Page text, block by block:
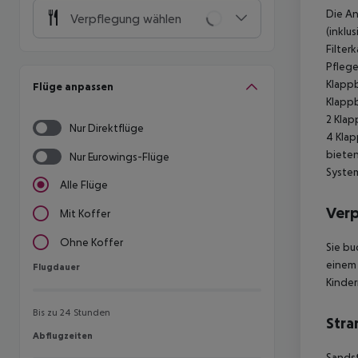
Verpflegung wählen
Flüge anpassen
Nur Direktflüge
Nur Eurowings-Flüge
Alle Flüge
Mit Koffer
Ohne Koffer
Flugdauer
Flugdauer
Bis zu 24 Stunden
Abflugzeiten
Abflugzeiten
Die
2
4
Sie